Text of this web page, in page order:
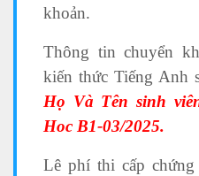
khoản.
Thông tin chuyển
kiến thức Tiếng Anh
Họ Và Tên sinh
Hoc B1-03/2025.
Lê phí thi cấp